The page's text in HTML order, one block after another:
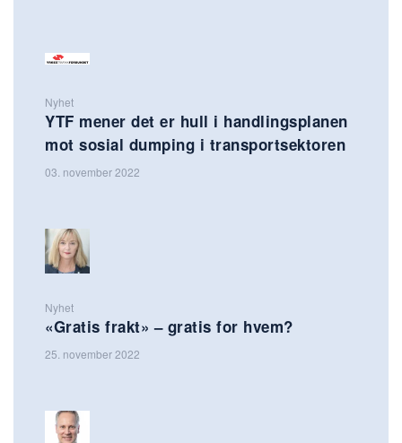
Nyhet
YTF mener det er hull i handlingsplanen
mot sosial dumping i transportsektoren
03. november 2022
Nyhet
«Gratis frakt» – gratis for hvem?
25. november 2022